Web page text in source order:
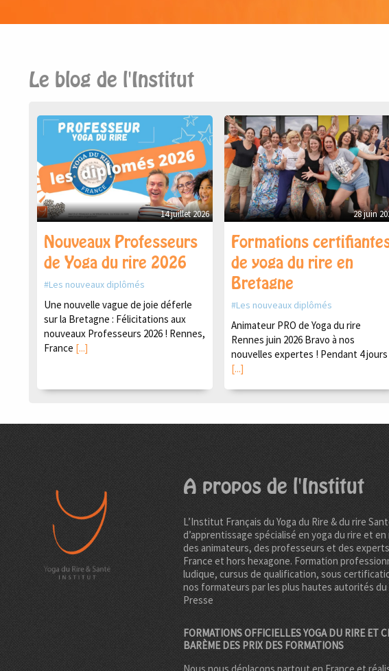
Le blog de l'Institut
14 juillet 2026
Nouveaux Professeurs
de Yoga du rire 2026
Les nouveaux diplômés
Une nouvelle vague de joie déferle
sur la Bretagne : Félicitations aux
nouveaux Professeurs 2026 ! Rennes,
France [...]
28 juin
Formations
de yoga du rire en
Bretagne
Les nouveaux diplômés
Animateur PRO de Yoga du rire
Rennes juin 2026 Bravo à nos
nouvelles expertes ! Pendant 4 jours
[...]
A propos de l'Institut
L’Institut Français du Yoga du Rire & du rire
d’apprentissage spécialisé en yoga du rire et
des animateurs, des professeurs et des
France et hors hexagone. Formation
ludique, cursus de qualification, sous
nos formateurs par les plus hautes autorités du
Presse
FORMATIONS OFFICIELLES YOGA DU RIRE ET
BARÈME DES PRIX DES FORMATIONS